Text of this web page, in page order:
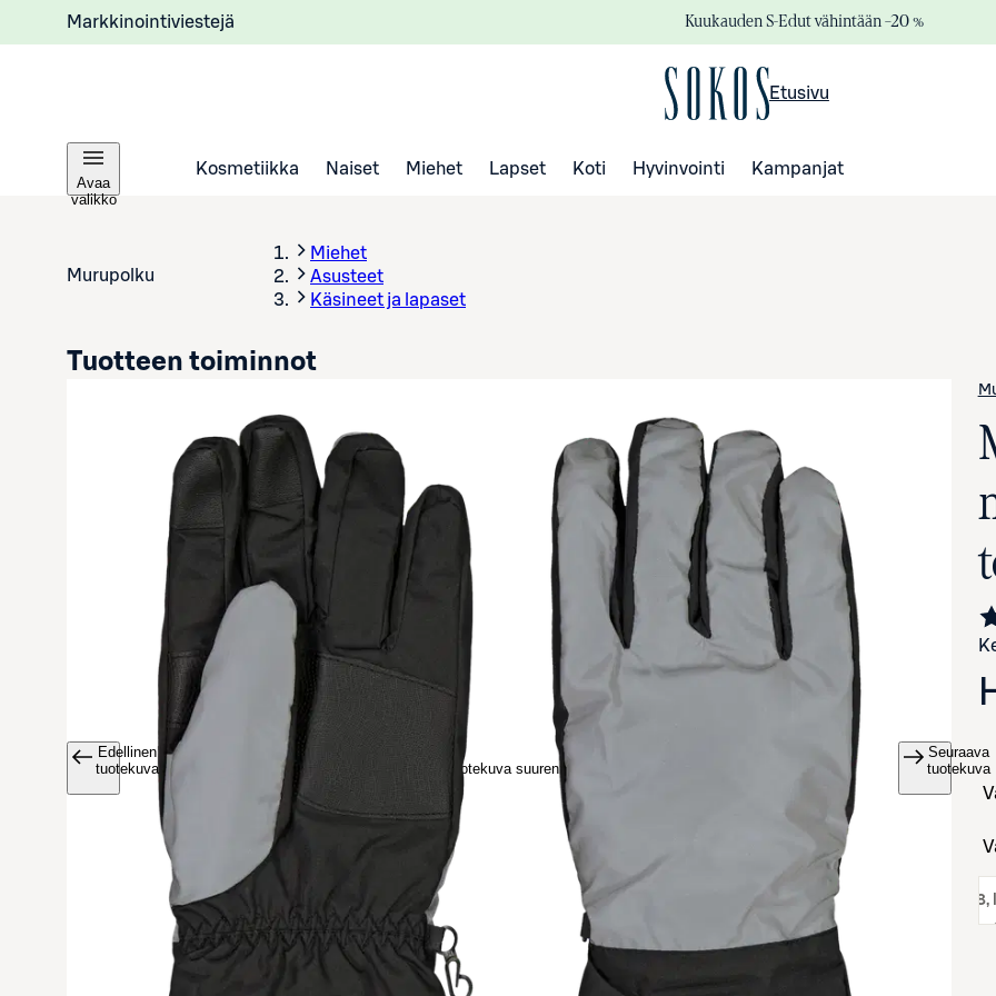
Markkinointiviestejä Kuukauden S-Edut vähintään –20 %
Etusivu
Avaa
valikko
Kosmetiikka Naiset Miehet Lapset Koti Hyvinvointi Kampanjat
Murupolku
Miehet
Asusteet
Käsineet ja lapaset
Avaa tuotekuva suurennettuna
Edellinen
tuotekuva
Seuraava
tuotekuva
Tuotteen toiminnot
8,